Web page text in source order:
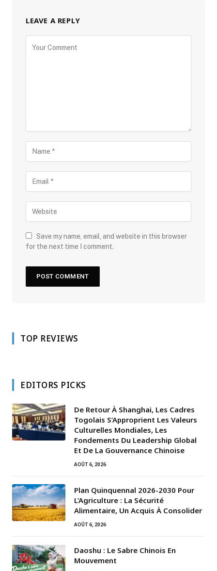
LEAVE A REPLY
Save my name, email, and website in this browser
for the next time I comment.
TOP REVIEWS
EDITORS PICKS
De Retour À Shanghai, Les Cadres
Togolais S’Approprient Les Valeurs
Culturelles Mondiales, Les
Fondements Du Leadership Global
Et De La Gouvernance Chinoise
AOÛT 6, 2026
Plan Quinquennal 2026-2030 Pour
L’Agriculture : La Sécurité
Alimentaire, Un Acquis À Consolider
AOÛT 6, 2026
Daoshu : Le Sabre Chinois En
Mouvement